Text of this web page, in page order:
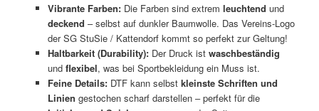
Vibrante Farben:Die Farben sind extrem leuchtend und
deckend – selbst auf dunkler Baumwolle. Das Vereins-Logo
der SG StuSie / Kattendorf kommt so perfekt zur Geltung!
Haltbarkeit (Durability):Der Druck ist waschbeständig
und flexibel, was bei Sportbekleidung ein Muss ist.
Feine Details:DTF kann selbst kleinste Schriften und
Linien gestochen scharf darstellen – perfekt für die